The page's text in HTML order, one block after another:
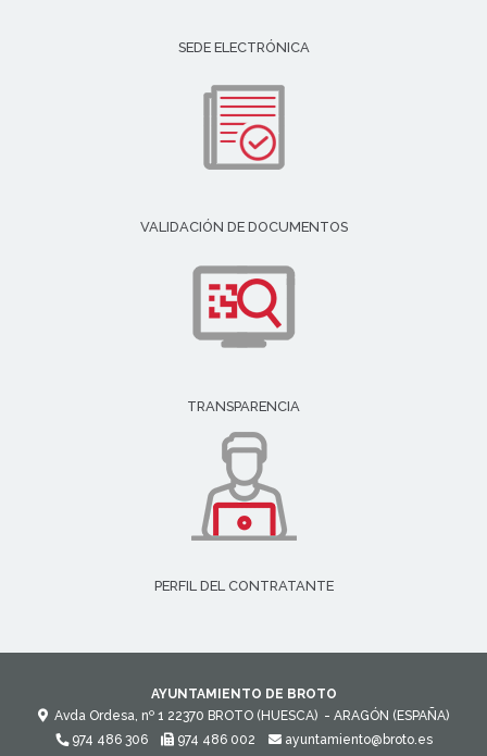
SEDE ELECTRÓNICA
VALIDACIÓN DE DOCUMENTOS
TRANSPARENCIA
PERFIL DEL CONTRATANTE
AYUNTAMIENTO DE BROTO
Avda Ordesa, nº 1 22370 BROTO (HUESCA) - ARAGÓN (ESPAÑA)
974 486 306
974 486 002 ayuntamiento@broto.es